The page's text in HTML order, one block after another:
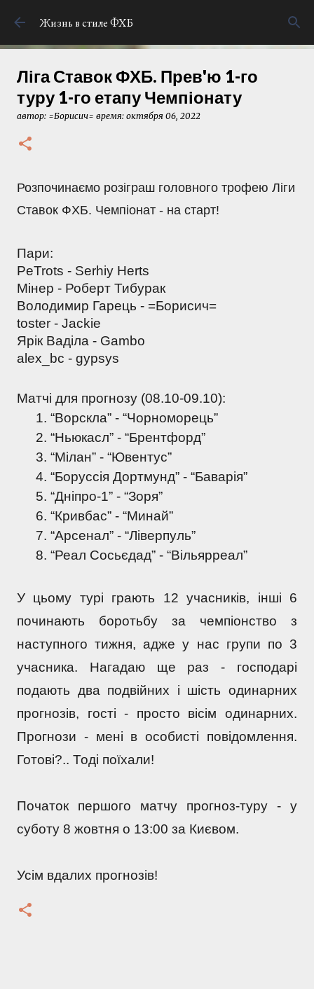
К основному контенту
Жизнь в стиле ФХБ
Ліга Ставок ФХБ. Прев'ю 1-го
туру 1-го етапу Чемпіонату
автор: =Борисич= время: октября 06, 2022
Розпочинаємо розіграш головного трофею Ліги
Ставок ФХБ. Чемпіонат - на старт!
Пари:
PeTrots - Serhiy Herts
Мінер - Роберт Тибурак
Володимир Гарець - =Борисич=
toster - Jackie
Ярік Ваділа - Gambo
alex_bc - gypsys
Матчі для прогнозу (08.10-09.10):
“Ворскла” - “Чорноморець”
“Ньюкасл” - “Брентфорд”
“Мілан” - “Ювентус”
“Боруссія Дортмунд” - “Баварія”
“Дніпро-1” - “Зоря”
“Кривбас” - “Минай”
“Арсенал” - “Ліверпуль”
“Реал Сосьєдад” - “Вільярреал”
У цьому турі грають 12 учасників, інші 6
починають боротьбу за чемпіонство з
наступного тижня, адже у нас групи по 3
учасника. Нагадаю ще раз - господарі
подають два подвійних і шість одинарних
прогнозів, гості - просто вісім одинарних.
Прогнози - мені в особисті повідомлення.
Готові?.. Тоді поїхали!
Початок першого матчу прогноз-туру - у
суботу 8 жовтня о 13:00 за Києвом.
Усім вдалих прогнозів!